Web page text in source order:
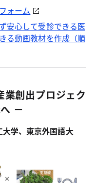
ォーム
安心して受診できる医
る動画教材を作成（順
創出プロジェク
－
学、東京外国語大